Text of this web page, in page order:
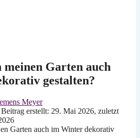
Garten auch
gestalten?
Meyer
Beitrag erstellt: 29. Mai 2026, zuletzt